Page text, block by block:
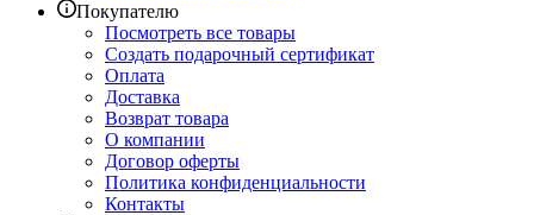
Покупателю
Посмотреть все товары
Создать подарочный сертификат
Оплата
Доставка
Возврат товара
О компании
Договор оферты
Политика конфиденциальности
Контакты